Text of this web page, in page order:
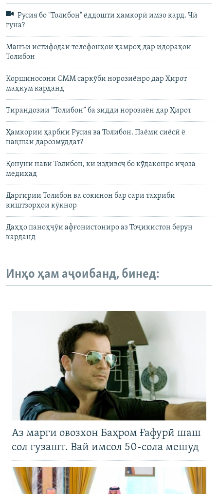
Русия бо "Толибон" ёддошти ҳамкорӣ имзо кард. Чӣ
гуна?
Манъи истифодаи телефонҳои ҳамроҳ дар идораҳои
Толибон
Коршиносони СММ саркӯби норозиёнро дар Ҳирот
маҳкум карданд
Тирандозии “Толибон” ба зидди норозиён дар Ҳирот
Ҳамкории ҳарбии Русия ва Толибон. Паёми сиёсӣ ё
нақшаи дарозмуддат?
Қонуни нави Толибон, ки издивоҷ бо кӯдаконро иҷоза
медиҳад
Даргирии Толибон ва сокинон бар сари тахриби
киштзорҳои кӯкнор
Даҳҳо паноҳҷӯи афғонистониро аз Тоҷикистон берун
карданд
Инҳо ҳам аҷоибанд, бинед:
Аз марги овозхон Баҳром Ғафурӣ шаш
сол гузашт. Вай имсол 50-сола мешуд